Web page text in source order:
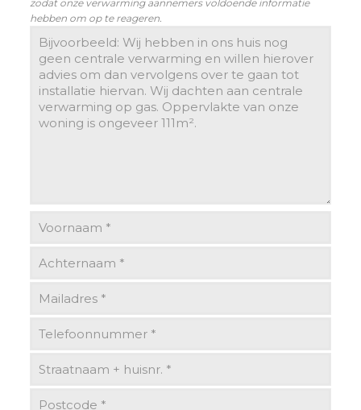
zodat onze verwarming aannemers voldoende informatie
hebben om op te reageren.